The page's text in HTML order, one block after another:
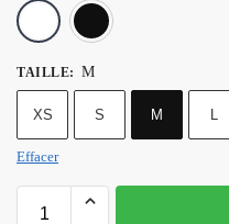
TAILLE: M
XS S M L
Effacer